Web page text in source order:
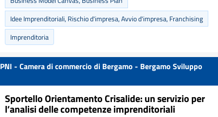
Idee Imprenditoriali, Rischio d'impresa, Avvio d'impresa, Franchising
Imprenditoria
PNI - Camera di commercio di Bergamo - Bergamo Sviluppo
Sportello Orientamento Crisalide: un servizio per
l’analisi delle competenze imprenditoriali